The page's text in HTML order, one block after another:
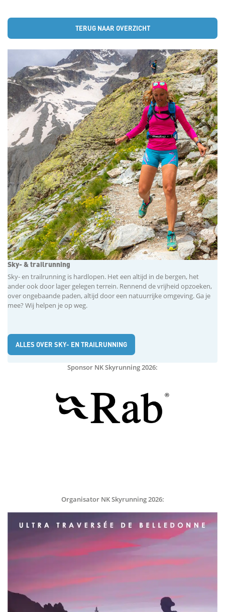
TERUG NAAR OVERZICHT
Sky- & trailrunning
Sky- en trailrunning is hardlopen. Het een altijd in de bergen, het
ander ook door lager gelegen terrein. Rennend de vrijheid opzoeken,
over ongebaande paden, altijd door een natuurrijke omgeving. Ga je
mee? Wij helpen je op weg.
ALLES OVER SKY- EN TRAILRUNNING
Sponsor NK Skyrunning 2026:
Organisator NK Skyrunning 2026: